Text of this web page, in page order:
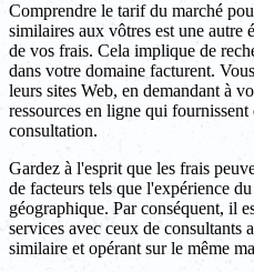
Comprendre le tarif du marché
similaires aux vôtres est une autre
de vos frais. Cela implique de
dans votre domaine facturent.
leurs sites Web, en demandant à
ressources en ligne qui
consultation.
Gardez à l'esprit que les frais
de facteurs tels que l'expérience
géographique. Par conséquent, il
services avec ceux de consultants
similaire et opérant sur le même